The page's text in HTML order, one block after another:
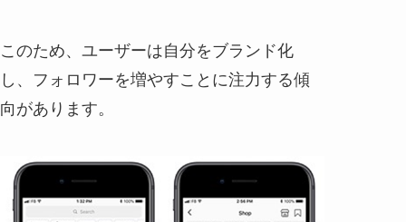
このため、ユーザーは自分をブランド化
し、フォロワーを増やすことに注力する傾
向があります。